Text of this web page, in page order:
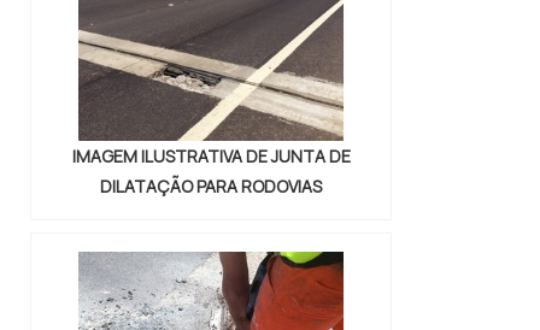
com responsabilidade ambient...
IMAGEM ILUSTRATIVA DE JUNTA DE
DILATAÇÃO PARA RODOVIAS